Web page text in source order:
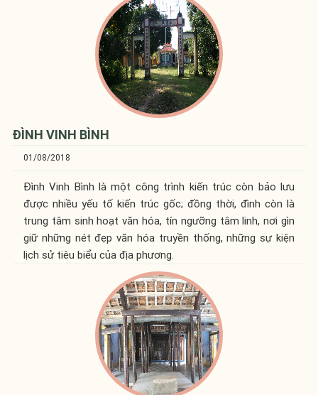
ĐÌNH VINH BÌNH
01/08/2018
Đình Vinh Bình là một công trình kiến trúc còn bảo lưu
được nhiều yếu tố kiến trúc gốc; đồng thời, đình còn là
trung tâm sinh hoạt văn hóa, tín ngưỡng tâm linh, nơi gìn
giữ những nét đẹp văn hóa truyền thống, những sự kiện
lịch sử tiêu biểu của địa phương.